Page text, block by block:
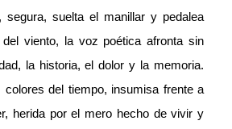
segura, suelta el manillar y pedalea
viento, la voz poética afronta sin
la historia, el dolor y la memoria.
colores del tiempo, insumisa frente a
herida por el mero hecho de vivir y